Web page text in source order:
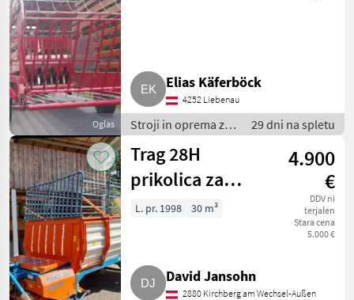
Oglas
Elias Käferböck
4252 Liebenau
Stroji in oprema za
žetev in spravilo /
Nakladalna
prikolica
29 dni na spletu
Trag 28H
prikolica za
prevoz pridelka
4.900
€
DDV ni
terjalen
Stara cena
5.000 €
L. pr. 1998 30 m³
David Jansohn
2880 Kirchberg am Wechsel-Außen